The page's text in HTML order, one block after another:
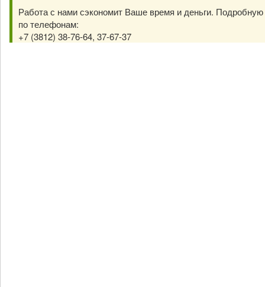
Работа с нами сэкономит Ваше время и деньги.
по телефонам:
+7 (3812) 38-76-64, 37-67-37